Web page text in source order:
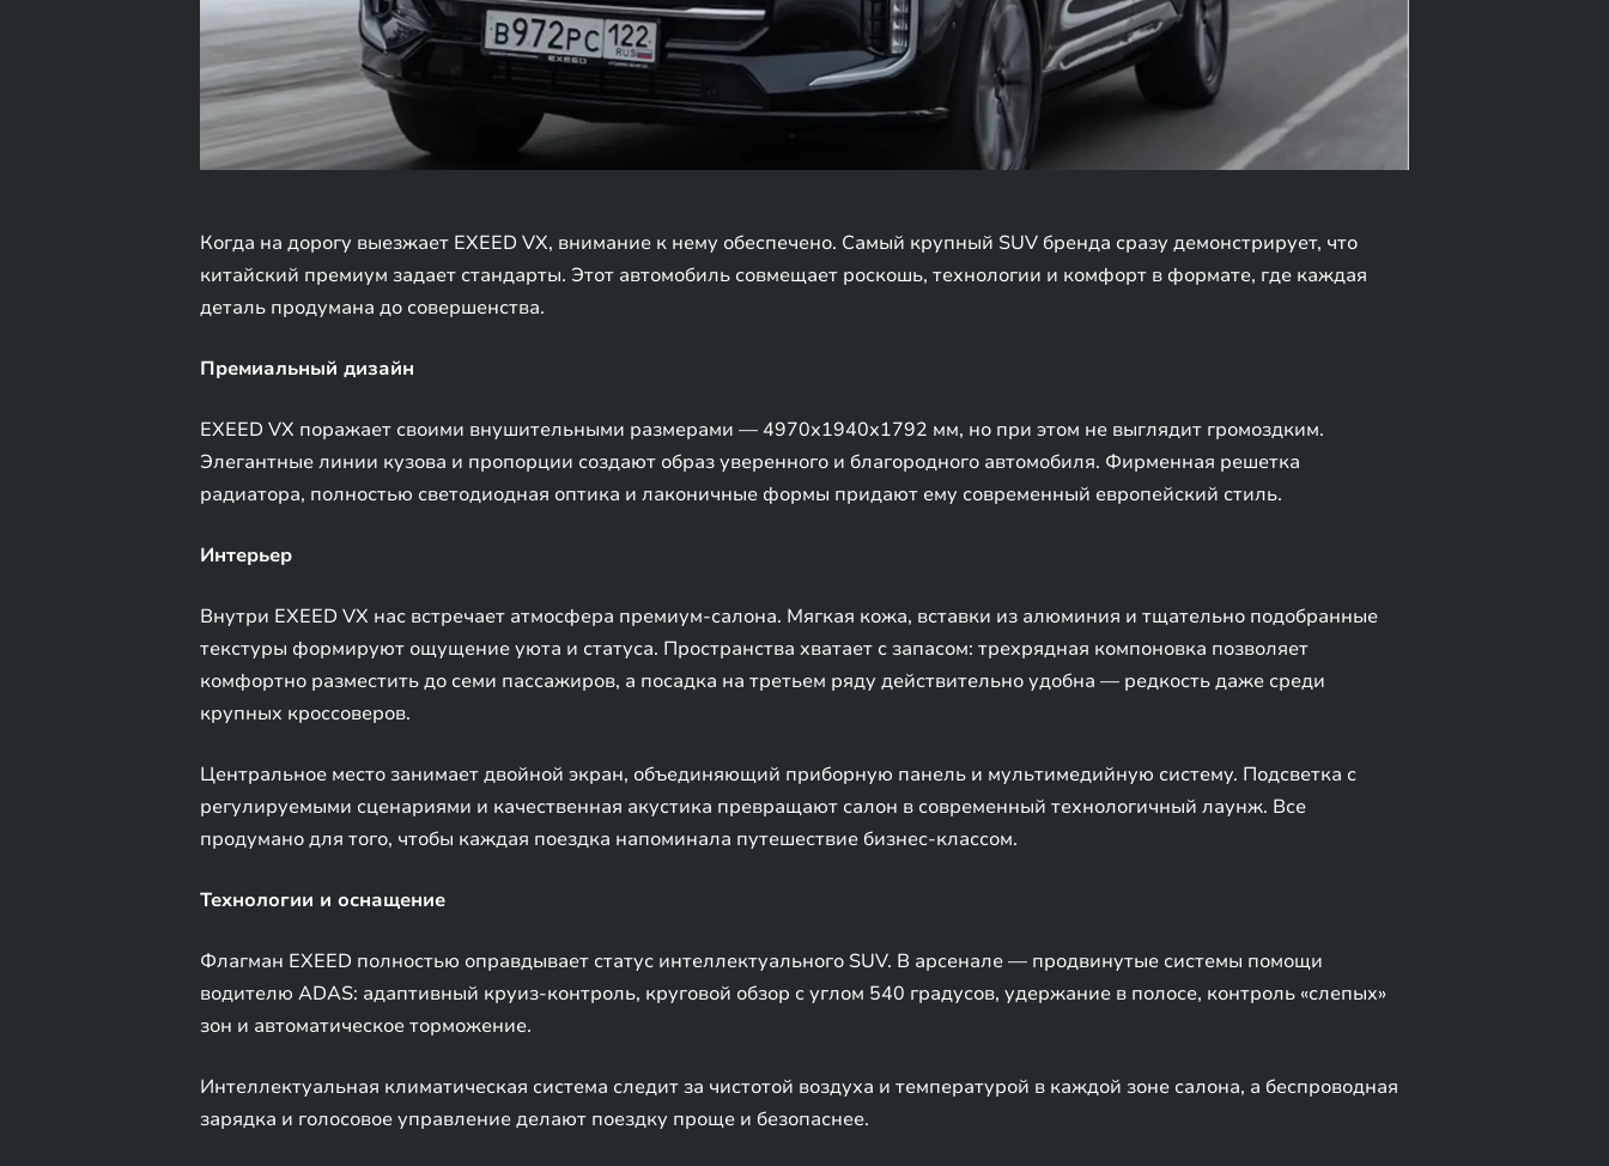
Когда на дорогу выезжает EXEED VX, внимание к нему обеспечено. Самый крупный SUV бренда сразу демонстрирует, что
китайский премиум задает стандарты. Этот автомобиль совмещает роскошь, технологии и комфорт в формате, где каждая
деталь продумана до совершенства.
Премиальный дизайн
EXEED VX поражает своими внушительными размерами — 4970х1940х1792 мм, но при этом не выглядит громоздким.
Элегантные линии кузова и пропорции создают образ уверенного и благородного автомобиля. Фирменная решетка
радиатора, полностью светодиодная оптика и лаконичные формы придают ему современный европейский стиль.
Интерьер
Внутри EXEED VX нас встречает атмосфера премиум-салона. Мягкая кожа, вставки из алюминия и тщательно подобранные
текстуры формируют ощущение уюта и статуса. Пространства хватает с запасом: трехрядная компоновка позволяет
комфортно разместить до семи пассажиров, а посадка на третьем ряду действительно удобна — редкость даже среди
крупных кроссоверов.
Центральное место занимает двойной экран, объединяющий приборную панель и мультимедийную систему. Подсветка с
регулируемыми сценариями и качественная акустика превращают салон в современный технологичный лаунж. Все
продумано для того, чтобы каждая поездка напоминала путешествие бизнес-классом.
Технологии и оснащение
Флагман EXEED полностью оправдывает статус интеллектуального SUV. В арсенале — продвинутые системы помощи
водителю ADAS: адаптивный круиз-контроль, круговой обзор с углом 540 градусов, удержание в полосе, контроль «слепых»
зон и автоматическое торможение.
Интеллектуальная климатическая система следит за чистотой воздуха и температурой в каждой зоне салона, а беспроводная
зарядка и голосовое управление делают поездку проще и безопаснее.